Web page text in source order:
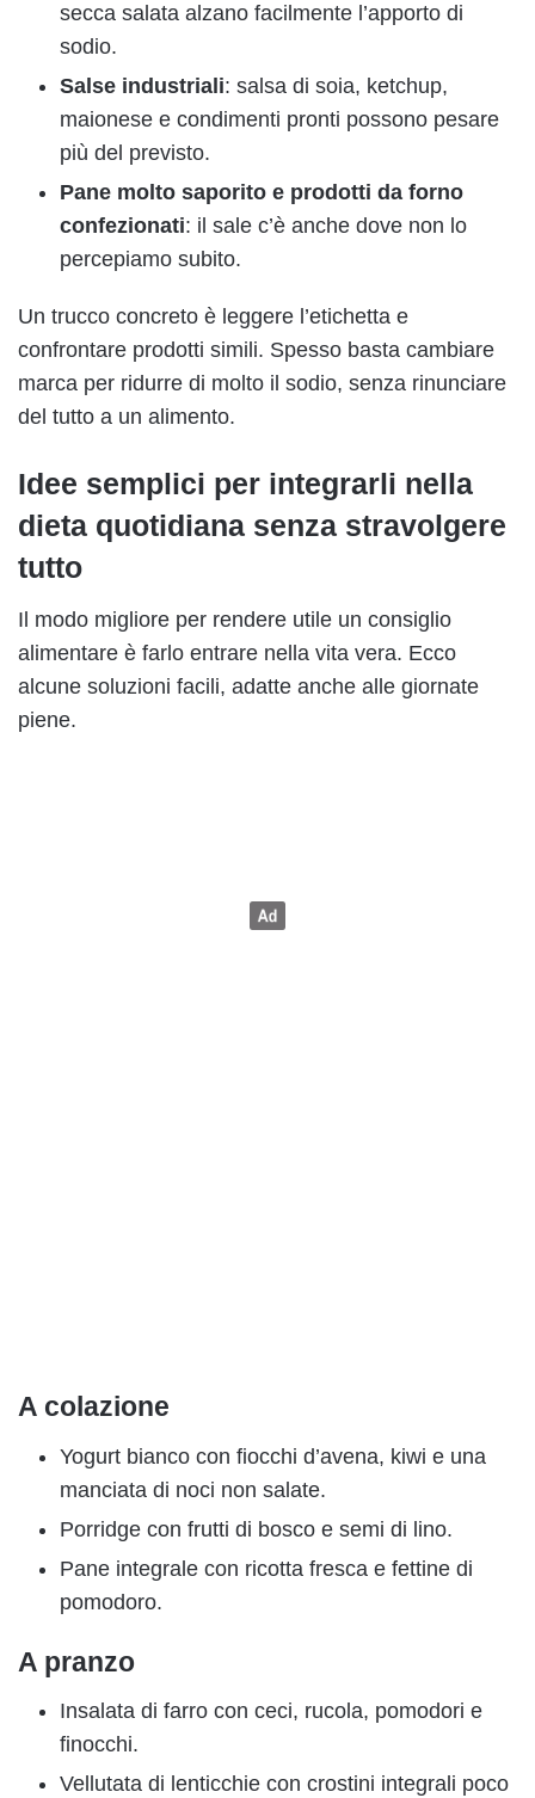
secca salata alzano facilmente l’apporto di
sodio.
Salse industriali: salsa di soia, ketchup,
maionese e condimenti pronti possono pesare
più del previsto.
Pane molto saporito e prodotti da forno
confezionati: il sale c’è anche dove non lo
percepiamo subito.
Un trucco concreto è leggere l’etichetta e
confrontare prodotti simili. Spesso basta cambiare
marca per ridurre di molto il sodio, senza rinunciare
del tutto a un alimento.
Idee semplici per integrarli nella
dieta quotidiana senza stravolgere
tutto
Il modo migliore per rendere utile un consiglio
alimentare è farlo entrare nella vita vera. Ecco
alcune soluzioni facili, adatte anche alle giornate
piene.
A colazione
Yogurt bianco con fiocchi d’avena, kiwi e una
manciata di noci non salate.
Porridge con frutti di bosco e semi di lino.
Pane integrale con ricotta fresca e fettine di
pomodoro.
A pranzo
Insalata di farro con ceci, rucola, pomodori e
finocchi.
Vellutata di lenticchie con crostini integrali poco